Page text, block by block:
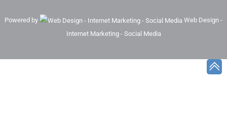
Powered by
Web Design -
Internet Marketing - Social Media